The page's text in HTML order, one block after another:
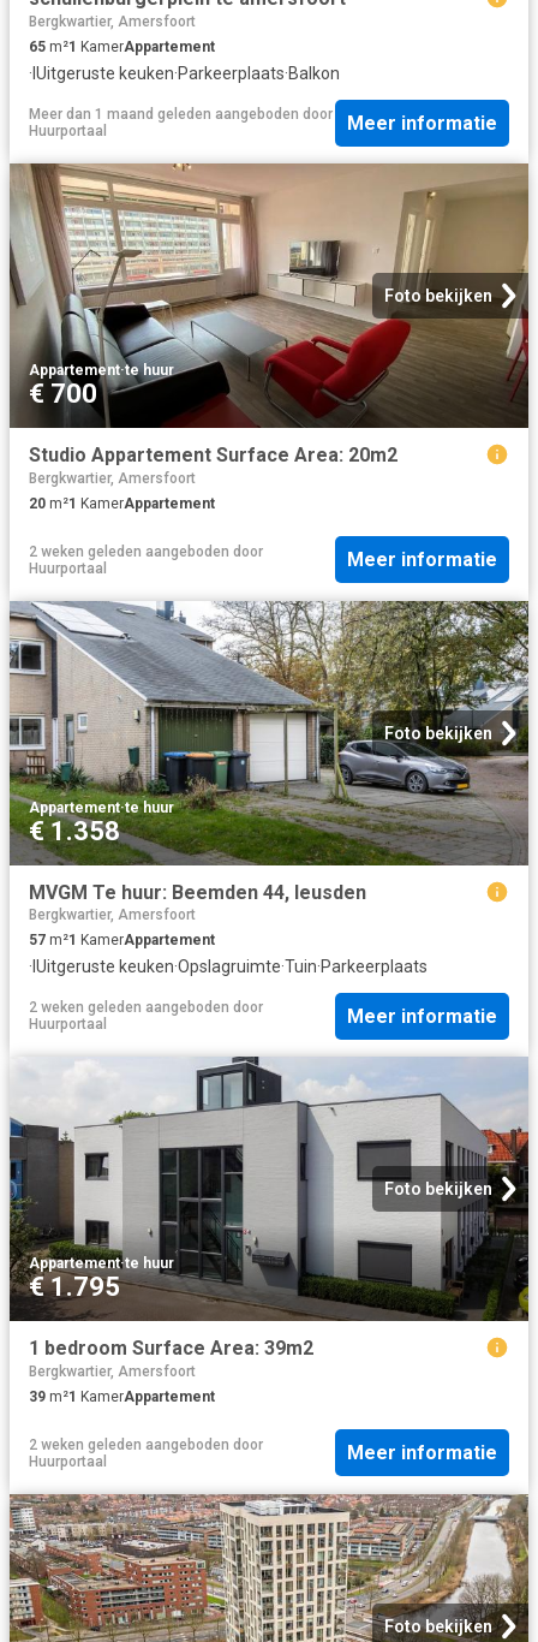
Bergkwartier, Amersfoort
65 m²1 KamerAppartement
· IUitgeruste keuken·Parkeerplaats·Balkon
Meer dan 1 maand geleden aangeboden door
Huurportaal
Meer informatie
Foto bekijken
Appartement·te huur
€ 700
Studio Appartement Surface Area: 20m2
Bergkwartier, Amersfoort
20 m²1 KamerAppartement
2 weken geleden aangeboden door
Huurportaal
Meer informatie
Foto bekijken
Appartement·te huur
€ 1.358
MVGM Te huur: Beemden 44, leusden
Bergkwartier, Amersfoort
57 m²1 KamerAppartement
· IUitgeruste keuken·Opslagruimte·Tuin·Parkeerplaats
2 weken geleden aangeboden door
Huurportaal
Meer informatie
Foto bekijken
Appartement·te huur
€ 1.795
1 bedroom Surface Area: 39m2
Bergkwartier, Amersfoort
39 m²1 KamerAppartement
2 weken geleden aangeboden door
Huurportaal
Meer informatie
Foto bekijken